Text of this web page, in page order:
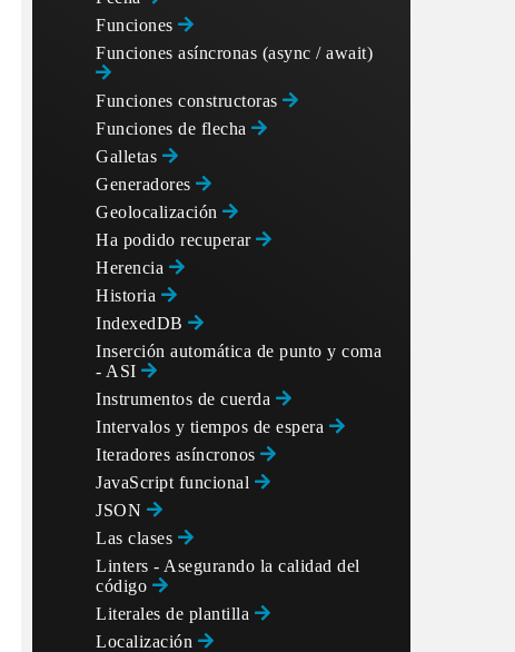
Funciones
Funciones asíncronas (async / await)
Funciones constructoras
Funciones de flecha
Galletas
Generadores
Geolocalización
Ha podido recuperar
Herencia
Historia
IndexedDB
Inserción automática de punto y coma
- ASI
Instrumentos de cuerda
Intervalos y tiempos de espera
Iteradores asíncronos
JavaScript funcional
JSON
Las clases
Linters - Asegurando la calidad del
código
Literales de plantilla
Localización